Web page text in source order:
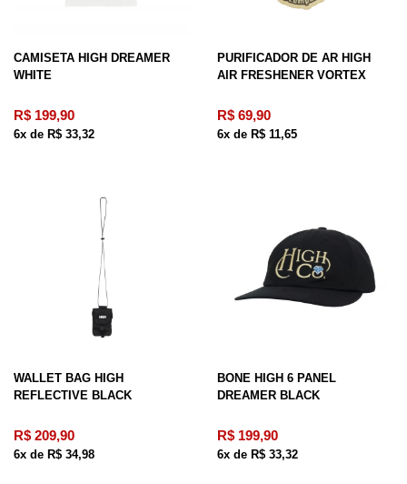
CAMISETA HIGH DREAMER
WHITE
R$ 199,90
6x de R$ 33,32
PURIFICADOR DE AR HIGH
AIR FRESHENER VORTEX
R$ 69,90
6x de R$ 11,65
WALLET BAG HIGH
REFLECTIVE BLACK
R$ 209,90
6x de R$ 34,98
BONE HIGH 6 PANEL
DREAMER BLACK
R$ 199,90
6x de R$ 33,32